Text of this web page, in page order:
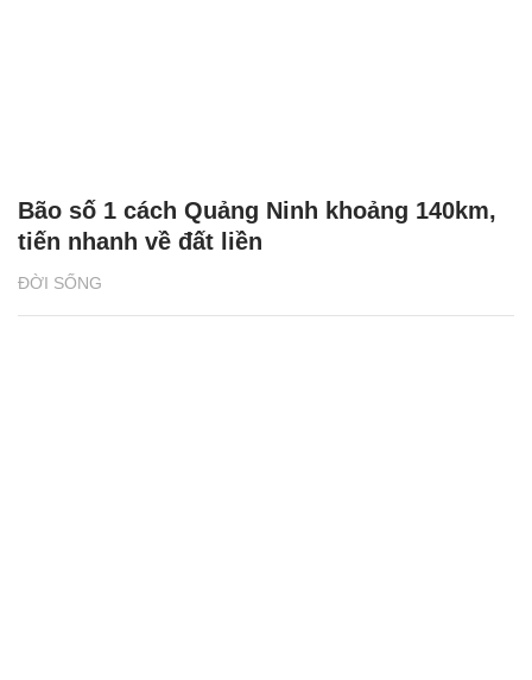
ĐỜI SỐNG
Bão số 1 cách Quảng Ninh khoảng 140km,
tiến nhanh về đất liền